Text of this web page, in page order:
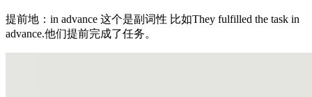
提前地：in advance 这个是副词性 比如They fulfilled the task in
advance.他们提前完成了任务。